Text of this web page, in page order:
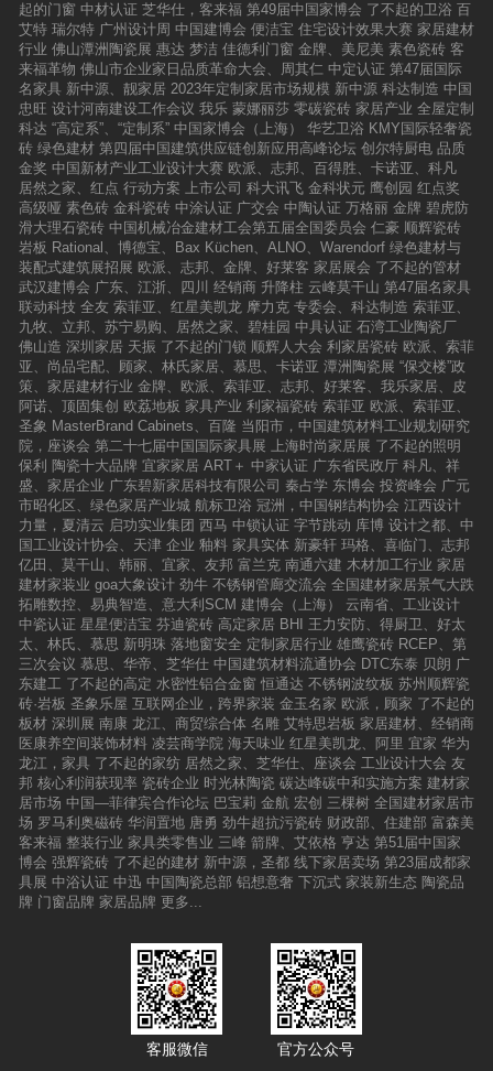
起的门窗 中材认证 芝华仕，客来福 第49届中国家博会 了不起的卫浴 百
艾特 瑞尔特 广州设计周 中国建博会 便洁宝 住宅设计效果大赛 家居建材
行业 佛山潭洲陶瓷展 惠达 梦洁 佳德利门窗 金牌、美尼美 素色瓷砖 客
来福革物 佛山市企业家日品质革命大会、周其仁 中定认证 第47届国际
名家具 新中源、靓家居 2023年定制家居市场规模 新中源 科达制造 中国
忠旺 设计河南建设工作会议 我乐 蒙娜丽莎 零碳瓷砖 家居产业 全屋定制
科达 “高定系”、“定制系” 中国家博会（上海） 华艺卫浴 KMY国际轻奢瓷
砖 绿色建材 第四届中国建筑供应链创新应用高峰论坛 创尔特厨电 品质
金奖 中国新材产业工业设计大赛 欧派、志邦、百得胜、卡诺亚、科凡
居然之家、红点 行动方案 上市公司 科大讯飞 金科状元 鹰创园 红点奖
高级哑 素色砖 金科瓷砖 中涂认证 广交会 中陶认证 万格丽 金牌 碧虎防
滑大理石瓷砖 中国机械冶金建材工会第五届全国委员会 仁豪 顺辉瓷砖
岩板 Rational、博德宝、Bax Küchen、ALNO、Warendorf 绿色建材与
装配式建筑展招展 欧派、志邦、金牌、好莱客 家居展会 了不起的管材
武汉建博会 广东、江浙、四川 经销商 升降柱 云峰莫干山 第47届名家具
联动科技 全友 索菲亚、红星美凯龙 摩力克 专委会、科达制造 索菲亚、
九牧、立邦、苏宁易购、居然之家、碧桂园 中具认证 石湾工业陶瓷厂
佛山造 深圳家居 天振 了不起的门锁 顺辉人大会 利家居瓷砖 欧派、索菲
亚、尚品宅配、顾家、林氏家居、慕思、卡诺亚 潭洲陶瓷展 “保交楼”政
策、家居建材行业 金牌、欧派、索菲亚、志邦、好莱客、我乐家居、皮
阿诺、顶固集创 欧荔地板 家具产业 利家福瓷砖 索菲亚 欧派、索菲亚、
圣象 MasterBrand Cabinets、百隆 当阳市，中国建筑材料工业规划研究
院，座谈会 第二十七届中国国际家具展 上海时尚家居展 了不起的照明
保利 陶瓷十大品牌 宜家家居 ART＋ 中家认证 广东省民政厅 科凡、祥
盛、家居企业 广东碧新家居科技有限公司 秦占学 东博会 投资峰会 广元
市昭化区、绿色家居产业城 航标卫浴 冠洲，中国钢结构协会 江西设计
力量，夏清云 启功实业集团 西马 中锁认证 字节跳动 库博 设计之都、中
国工业设计协会、天津 企业 釉料 家具实体 新豪轩 玛格、喜临门、志邦
亿田、莫干山、韩丽、宜家、友邦 富兰克 南通六建 木材加工行业 家居
建材家装业 goa大象设计 劲牛 不锈钢管廊交流会 全国建材家居景气大跌
拓雕数控、易典智造、意大利SCM 建博会（上海）
云南省、工业设计
中瓷认证 星星便洁宝 芬迪瓷砖 高定家居 BHI
王力安防、得厨卫、好太
太、林氏、慕思 新明珠 落地窗安全 定制家居行业 雄鹰瓷砖 RCEP、第
三次会议 慕思、华帝、芝华仕 中国建筑材料流通协会 DTC东泰 贝朗 广
东建工 了不起的高定 水密性铝合金窗 恒通达 不锈钢波纹板 苏州顺辉瓷
砖·岩板 圣象乐屋 互联网企业，跨界家装 金玉名家 欧派，顾家 了不起的
板材 深圳展 南康 龙江、商贸综合体 名雕 艾特思岩板 家居建材、经销商
医康养空间装饰材料 凌芸商学院 海天味业 红星美凯龙、阿里 宜家 华为
龙江，家具 了不起的家纺 居然之家、芝华仕、座谈会 工业设计大会 友
邦 核心利润获现率 瓷砖企业 时光林陶瓷 碳达峰碳中和实施方案 建材家
居市场 中国—菲律宾合作论坛 巴宝莉 金航 宏创 三棵树 全国建材家居市
场 罗马利奥磁砖 华润置地 唐勇 劲牛超抗污瓷砖 财政部、住建部 富森美
客来福 整装行业 家具类零售业 三峰 箭牌、艾依格 亨达 第51届中国家
博会 强辉瓷砖 了不起的建材 新中源，圣都 线下家居卖场 第23届成都家
具展 中浴认证 中迅 中国陶瓷总部 铝想意奢 下沉式 家装新生态 陶瓷品
牌 门窗品牌 家居品牌 更多...
客服微信 官方公众号